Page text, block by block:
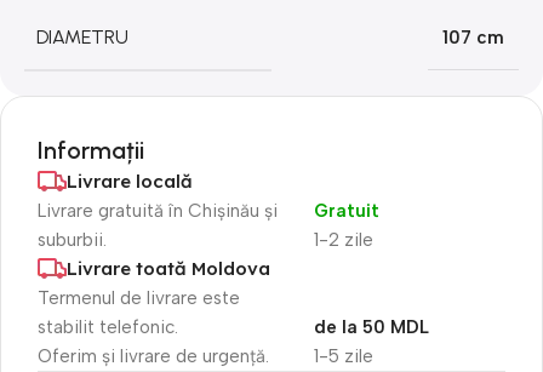
DIAMETRU 107 cm
Informații
Livrare locală
Livrare gratuită în Chișinău și
suburbii.
1-2 zile
Gratuit
Livrare toată Moldova
Termenul de livrare este
stabilit telefonic.
Oferim și livrare de urgență.
1-5 zile
de la 50 MDL